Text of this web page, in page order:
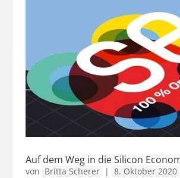
Auf dem Weg in die Silicon
von Britta Scherer | 8. Oktober 2020